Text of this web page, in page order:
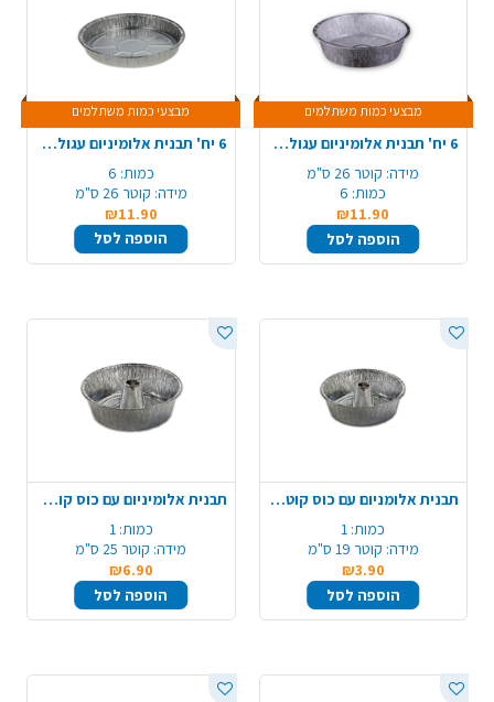
מבצעי כמות משתלמים
6 יח' תבנית אלומיניום עגולה עמוקה 26/C60
מידה: קוטר 26 ס"מ
כמות: 6
₪11.90
הוספה לסל
מבצעי כמות משתלמים
6 יח' תבנית אלומיניום עגולה לפאי 510/C10
כמות: 6
מידה: קוטר 26 ס"מ
₪11.90
הוספה לסל
תבנית אלומניום עם כוס קוטר 19
כמות: 1
מידה: קוטר 19 ס"מ
₪3.90
הוספה לסל
תבנית אלומיניום עם כוס קוטר 25
כמות: 1
מידה: קוטר 25 ס"מ
₪6.90
הוספה לסל